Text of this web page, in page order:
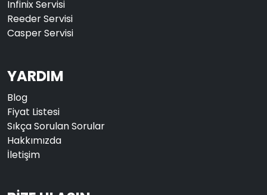
Infinix Servisi
Reeder Servisi
Casper Servisi
YARDIM
Blog
Fiyat Listesi
Sıkça Sorulan Sorular
Hakkımızda
İletişim